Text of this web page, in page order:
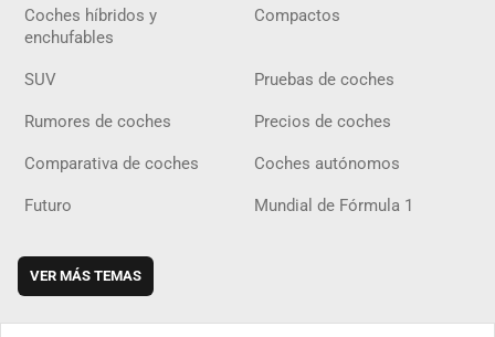
Coches híbridos y
enchufables
Compactos
SUV Pruebas de coches
Rumores de coches Precios de coches
Comparativa de coches Coches autónomos
Futuro Mundial de Fórmula 1
VER MÁS TEMAS